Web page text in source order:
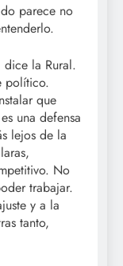
parece no
dice la Rural.
político.
que
una defensa
lejos de la
No
trabajar.
y a la
tanto,